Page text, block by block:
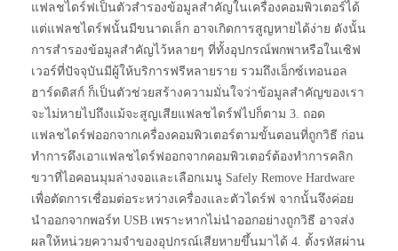
แฟลชไดร์ฟเป็นตัวสำรองข้อมูลสำคัญในเครื่องคอมพิวเตอร์ได้
แต่แฟลชไดร์ฟนั้นมีขนาดเล็ก อาจเกิดการสูญหายได้ง่าย ดังนั้น
การสำรองข้อมูลสำคัญไว้หลายๆ ที่ทั้งอุปกรณ์พกพาหรือในเซิฟ
เวอร์ที่ปัจจุบันมีผู้ให้บริการฟรีหลายราย รวมถึงเอ็กซ์เทอนอล
ฮาร์ดดิสก์ ก็เป็นตัวช่วยสร้างความมั่นใจว่าข้อมูลสำคัญของเรา
จะไม่หายไปถึงแม้จะสูญเสียแฟลชไดร์ฟไปก็ตาม 3. ถอด
แฟลชไดร์ฟออกจากเครื่องคอมพิวเตอร์ตามขั้นตอนที่ถูกวิธี ก่อน
ทำการดึงเอาแฟลชไดร์ฟออกจากคอมพิวเตอร์ต้องทำการคลิก
ขวาที่ไอคอนมุมล่างจอและเลือกเมนู Safely Remove Hardware
เพื่อตัดการเชื่อมต่อระหว่างเครื่องและตัวไดร์ฟ จากนั้นจึงค่อย
นำออกจากพอร์ท USB เพราะหากไม่นำออกอย่างถูกวิธี อาจส่ง
ผลให้หน่วยความจำของอุปกรณ์เสียหายขึ้นมาได้ 4. ตั้งรหัสผ่าน